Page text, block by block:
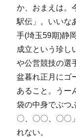
か、おまえは。
駅伝」。いいな
手(埼玉59期)静
成立という珍し
や公営競技の選
盆暮れ正月にゴ
あること。うー
袋の中身でぶつ
〇、〇〇、〇〇
れない。